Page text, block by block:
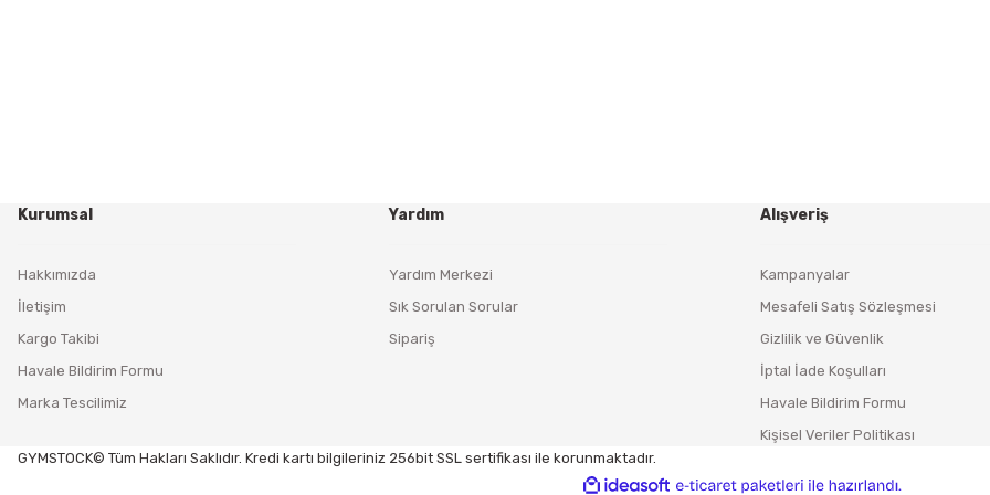
Kurumsal
Hakkımızda
İletişim
Kargo Takibi
Havale Bildirim Formu
Marka Tescilimiz
Yardım
Yardım Merkezi
Sık Sorulan Sorular
Sipariş
Alışveriş
Kampanyalar
Mesafeli Satış Sözleşmesi
Gizlilik ve Güvenlik
İptal İade Koşulları
Havale Bildirim Formu
Kişisel Veriler Politikası
GYMSTOCK© Tüm Hakları Saklıdır. Kredi kartı bilgileriniz 256bit SSL sertifikası ile korunmaktadır.
ideasoft e-